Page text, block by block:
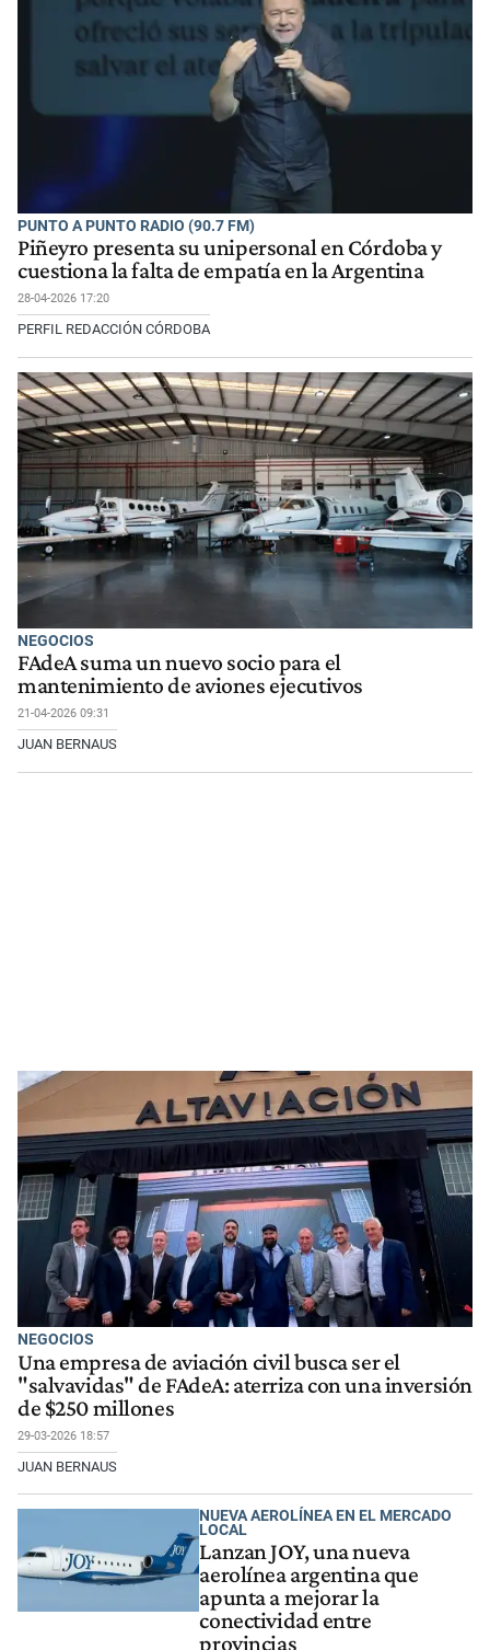
PUNTO A PUNTO RADIO (90.7 FM)
Piñeyro presenta su unipersonal en Córdoba y
cuestiona la falta de empatía en la Argentina
28-04-2026 17:20
PERFIL REDACCIÓN CÓRDOBA
NEGOCIOS
FAdeA suma un nuevo socio para el
mantenimiento de aviones ejecutivos
21-04-2026 09:31
JUAN BERNAUS
NEGOCIOS
Una empresa de aviación civil busca ser el
"salvavidas" de FAdeA: aterriza con una inversión
de $250 millones
29-03-2026 18:57
JUAN BERNAUS
NUEVA AEROLÍNEA EN EL MERCADO
LOCAL
Lanzan JOY, una nueva
aerolínea argentina que
apunta a mejorar la
conectividad entre
provincias